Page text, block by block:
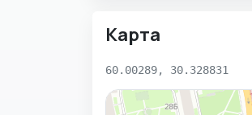
Карта
60.00289, 30.328831